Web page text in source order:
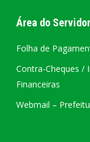
Área do Servidor
Folha de
Contra-Cheques /
Financeiras
Webmail –